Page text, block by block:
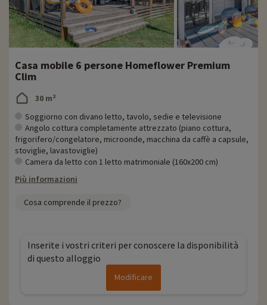
Casa mobile 6 persone Homeflower Premium
Clim
30 m²
Soggiorno con divano letto, tavolo, sedie e televisione
Angolo cottura completamente attrezzato (piano cottura,
frigorifero/congelatore, microonde, macchina da caffè a capsule,
stoviglie, lavastoviglie)
Camera da letto con 1 letto matrimoniale (160x200 cm)
Più informazioni
Cosa comprende il prezzo?
Inserite i vostri criteri per conoscere la disponibilità
di questo alloggio
Modificare